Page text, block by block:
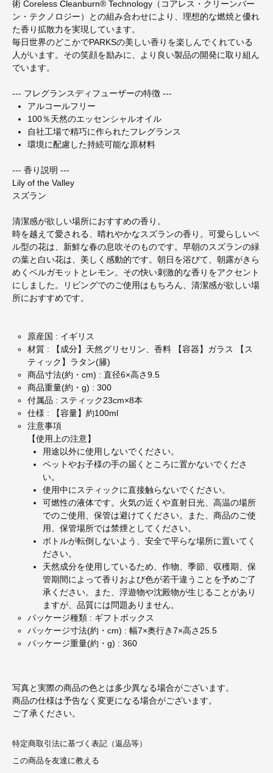
術 Coreless Cleanburn® Technology（コアレス・クリーンバー
ン・テクノロジー）との組み合わせにより、理想的な燃焼と優れ
た香り拡散力を実現しています。
毎日世界のどこかでPARKSの美しい香りを楽しんでくれている
人がいます。その笑顔を励みに、より良い製品の開発に取り組ん
でいます。
--- フレグランスディフューザーの特徴 ---
アルコールフリー
100％天然のエッセンシャルオイル
自社工場で精巧に作られたフレグランス
環境に配慮した持続可能な原材料
--- 香り説明 ---
Lily of the Valley
スズラン
清潔感が欲しい場所におすすめの香り。
時を越えて愛される、晴れやかなスズランの香り。可愛らしいベ
ル型の花は、新鮮な春の息吹そのものです。早朝のスズランの緑
の葉と白い花は、美しく感動的です。朝日を浴びて、朝露がきら
めくベルガモットとレモン。その快い刺激的な香りをアクセント
にしました。リビングでのご使用はもちろん、清潔感が欲しい場
所におすすめです。
原産国 : イギリス
材質 : 【成分】天然グリセリン、香料 【容器】ガラス 【ス
ティック】ラタン(籐)
商品寸法(約・cm) : 直径6×高さ9.5
商品重量(約・g) : 300
付属品 : スティック23cm×8本
仕様 : 【容量】約100ml
注意事項
【使用上の注意】
用途以外に使用しないでください。
ペットやお子様の手の届くところに置かないでくださ
い。
使用中にスティックに直接触らないでください。
可燃性の液体です。火気の近くや直射日光、高温の場所
でのご使用、保管は避けてください。また、商品のご使
用、保管場所では禁煙としてください。
ボトルが転倒しないよう、安全で平らな場所に置いてく
ださい。
天然成分を使用しているため、作物、季節、収穫期、保
管期間によって香りおよび色が若干違うことを予めご了
承ください。また、浮遊物や沈殿物が生じることがあり
ますが、品質には問題ありません。
パッケージ種類 : ギフトボックス
パッケージ寸法(約・cm) : 幅7×奥行き7×高さ25.5
パッケージ重量(約・g) : 360
写真と実際の商品の色とは多少異なる場合がございます。
商品の仕様は予告なく変更になる場合がございます。
ご了承ください。
特定商取引法に基づく表記（返品等）
この商品を友達に教える